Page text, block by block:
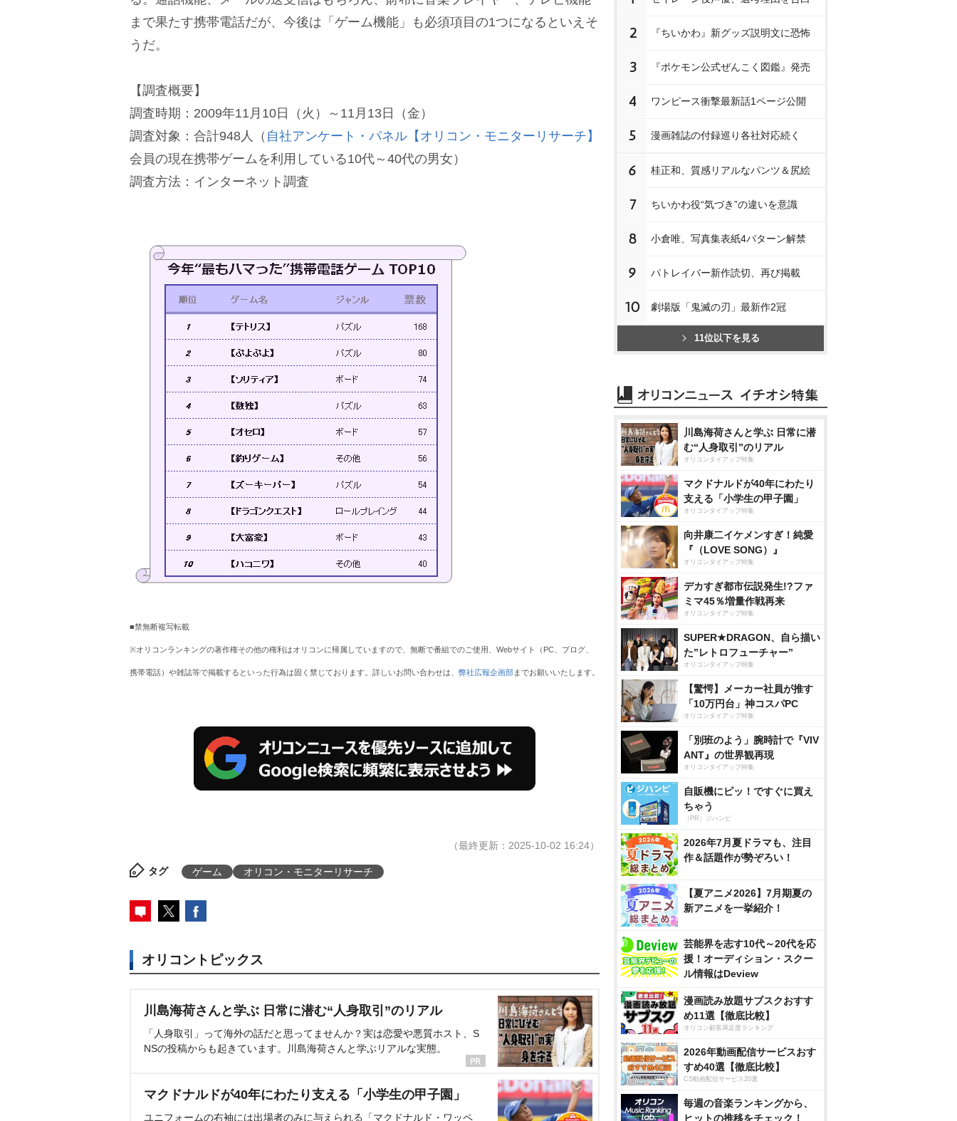
まで果たす携帯電話だが、今後は「ゲーム機能」も必須項目の1つになるといえそ
うだ。
【調査概要】
調査時期：2009年11月10日（火）～11月13日（金）
調査対象：合計948人（ 自社アンケート・パネル【オリコン・モニターリサーチ】
会員の現在携帯ゲームを利用している10代～40代の男女）
調査方法：インターネット調査
■禁無断複写転載
※オリコンランキングの著作権その他の権利はオリコンに帰属していますので、無断で番組でのご使用、Webサイト（PC、ブログ、
携帯電話）や雑誌等で掲載するといった行為は固く禁じております。詳しいお問い合わせは、 弊社広報企画部までお願いいたします。
（最終更新：2025-10-02 16:24）
タグ ゲーム オリコン・モニターリサーチ
オリコントピックス
川島海荷さんと学ぶ 日常に潜む“人身取引”のリアル
「人身取引」って海外の話だと思ってませんか？実は恋愛や悪質ホスト、S
NSの投稿からも起きています。川島海荷さんと学ぶリアルな実態。
マクドナルドが40年にわたり支える「小学生の甲子園」
ユニフォームの右袖には出場者のみに与えられる「マクドナルド・ワッペ
2 『ちいかわ』新グッズ説明文に恐怖
3 『ポケモン公式ぜんこく図鑑』発売
4 ワンピース衝撃最新話1ページ公開
5 漫画雑誌の付録巡り各社対応続く
6 桂正和、質感リアルなパンツ＆尻絵
7 ちいかわ役“気づき”の違いを意識
8 小倉唯、写真集表紙4パターン解禁
9 パトレイバー新作読切、再び掲載
10 劇場版「鬼滅の刃」最新作2冠
11位以下を見る
川島海荷さんと学ぶ 日常に潜
む“人身取引”のリアル
オリコンタイアップ特集
マクドナルドが40年にわたり
支える「小学生の甲子園」
オリコンタイアップ特集
向井康二イケメンすぎ！純愛
『（LOVE SONG）』
オリコンタイアップ特集
デカすぎ都市伝説発生!?ファ
ミマ45％増量作戦再来
オリコンタイアップ特集
SUPER★DRAGON、自ら描い
た”レトロフューチャー”
オリコンタイアップ特集
【驚愕】メーカー社員が推す
「10万円台」神コスパPC
オリコンタイアップ特集
「別班のよう」腕時計で『VIV
ANT』の世界観再現
オリコンタイアップ特集
自販機にピッ！ですぐに買え
ちゃう
（PR）ジハンピ
2026年7月夏ドラマも、注目
作＆話題作が勢ぞろい！
【夏アニメ2026】7月期夏の
新アニメを一挙紹介！
芸能界を志す10代～20代を応
援！オーディション・スクー
ル情報はDeview
漫画読み放題サブスクおすす
め11選【徹底比較】
オリコン顧客満足度ランキング
2026年動画配信サービスおす
すめ40選【徹底比較】
CS動画配信サービス20選
毎週の音楽ランキングから、
ヒットの推移をチェック！